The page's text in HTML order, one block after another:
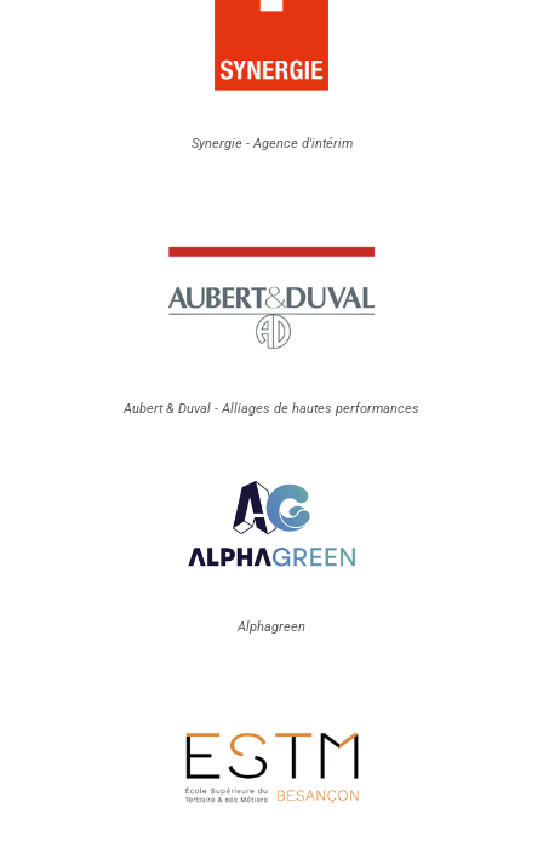
Synergie - Agence d'intérim
Aubert & Duval - Alliages de hautes performances
Alphagreen